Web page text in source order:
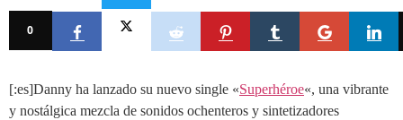
0
[:es]Danny ha lanzado su nuevo single «Superhéroe«, una vibrante
y nostálgica mezcla de sonidos ochenteros y sintetizadores